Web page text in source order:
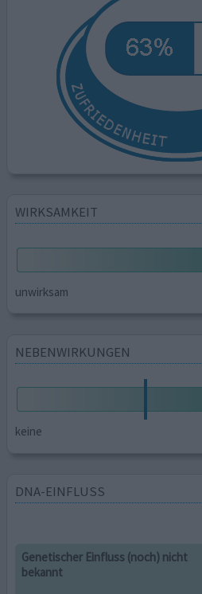
WIRKSAMKEIT
unwirksam
NEBENWIRKUNGEN
keine
DNA-EINFLUSS
Genetischer Einfluss (noch) nicht
bekannt